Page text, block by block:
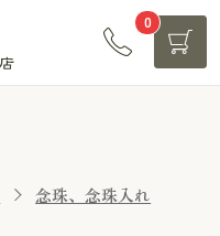
0
念珠、念珠入れ